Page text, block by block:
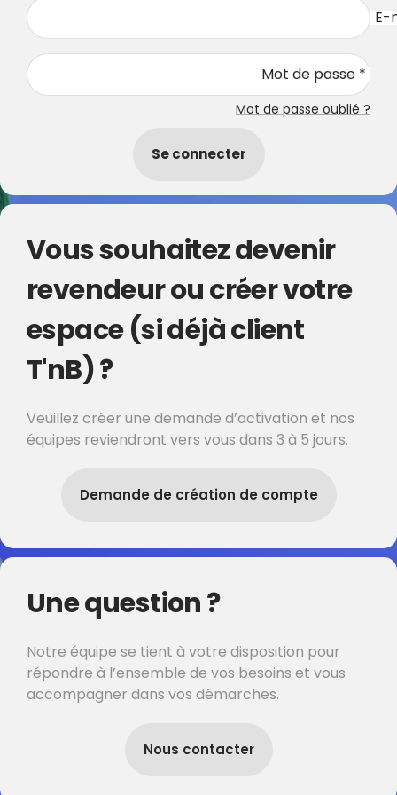
E-
Mot de passe *
Mot de passe oublié ?
Se connecter
Vous souhaitez devenir
revendeur ou créer votre
espace (si déjà client
T'nB) ?
Veuillez créer une demande d’activation et nos
équipes reviendront vers vous dans 3 à 5 jours.
Demande de création de compte
Une question ?
Notre équipe se tient à votre disposition pour
répondre à l’ensemble de vos besoins et vous
accompagner dans vos démarches.
Nous contacter